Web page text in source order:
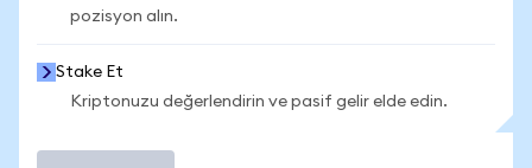
pozisyon alın.
Stake Et
Kriptonuzu değerlendirin ve pasif gelir elde edin.